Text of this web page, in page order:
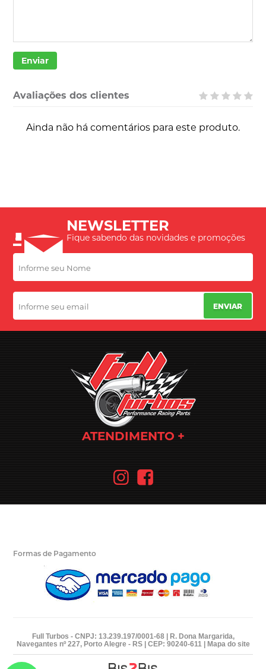
Enviar
Avaliações dos clientes
Ainda não há comentários para este produto.
NEWSLETTER
Fique sabendo das novidades e promoções
ENVIAR
ATENDIMENTO
Formas de Pagamento
Full Turbos - CNPJ: 13.239.197/0001-68 | R. Dona Margarida,
Navegantes nº 227, Porto Alegre - RS | CEP: 90240-611 |
Mapa do site